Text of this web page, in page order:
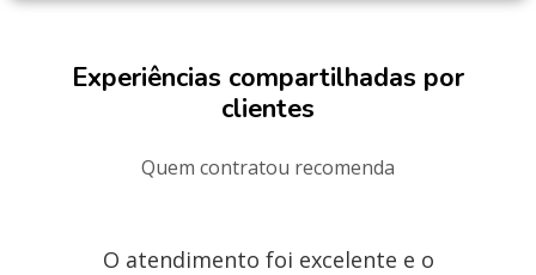
Experiências compartilhadas por
clientes
Quem contratou recomenda
O atendimento foi excelente e o